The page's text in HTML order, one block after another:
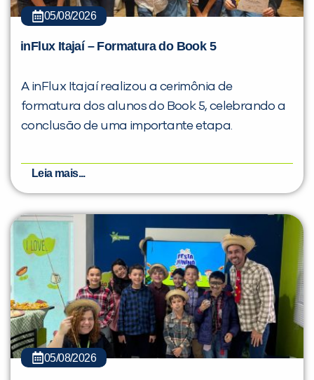
05/08/2026
inFlux Itajaí – Formatura do Book 5
A inFlux Itajaí realizou a cerimônia de
formatura dos alunos do Book 5, celebrando a
conclusão de uma importante etapa.
Leia mais...
05/08/2026